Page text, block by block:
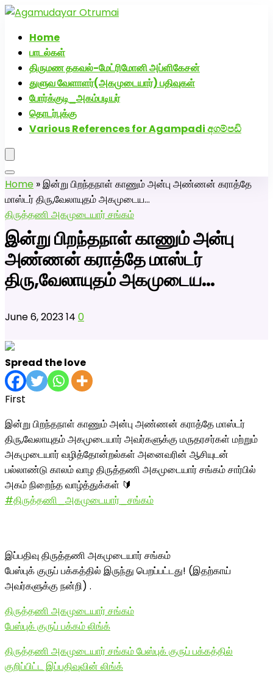
Home
பாடல்கள்
திருமண தகவல்-மேட்ரிமோனி அப்ளிகேசன்
துளுவ வேளாளர்(அகமுடையார்) பதிவுகள்
போர்க்குடி_அகம்படியர்
தொடர்புக்கு
Various References for Agampadi අගම්පඩි
Home »இன்று பிறந்தநாள் காணும் அன்பு அண்ணன் கராத்தே
மாஸ்டர் திரு,வேலாயுதம் அகமுடைய…
திருத்தணி அகமுடையார் சங்கம்
இன்று பிறந்தநாள் காணும் அன்பு
அண்ணன் கராத்தே மாஸ்டர்
திரு,வேலாயுதம் அகமுடைய…
June 6, 202314 0
Spread the love
First
இன்று பிறந்தநாள் காணும் அன்பு அண்ணன் கராத்தே மாஸ்டர்
திரு,வேலாயுதம் அகமுடையார் அவர்களுக்கு மருதரசர்கள் மற்றும்
அகமுடையார் வழித்தோன்றல்கள் அனைவரின் ஆசியுடன்
பல்லாண்டு காலம் வாழ திருத்தணி அகமுடையார் சங்கம் சார்பில்
அகம் நிறைந்த வாழ்த்துக்கள் 🔰
#திருத்தணி_அகமுடையார்_சங்கம்
இப்பதிவு திருத்தணி அகமுடையார் சங்கம்
பேஸ்புக் குருப் பக்கத்தில் இருந்து பெறப்பட்டது! (இதற்காய்
அவர்களுக்கு நன்றி) .
திருத்தணி அகமுடையார் சங்கம்
பேஸ்புக் குருப் பக்கம் லிங்க்
திருத்தணி அகமுடையார் சங்கம் பேஸ்புக் குருப் பக்கத்தில்
குறிப்பிட்ட இப்பதிவுவின் லிங்க்
அகமுடையார் திருமண வரன்களுக்கு அகமுடையார்மேட்ரி-